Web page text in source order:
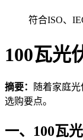
符合ISO、
100瓦光
摘要：
随着家庭
选购要点。
一、100瓦